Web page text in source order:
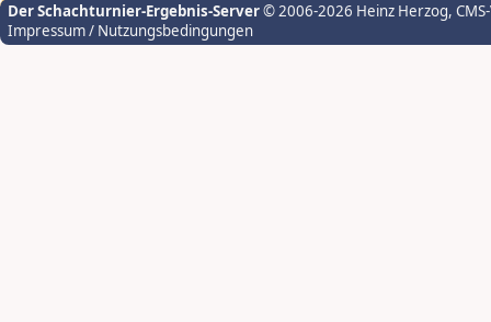
Der Schachturnier-Ergebnis-Server© 2006-2026 Heinz Herzog,
Impressum / Nutzungsbedingungen